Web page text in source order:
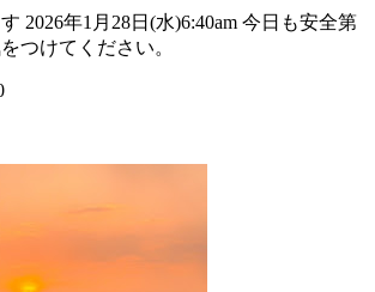
2026年1月28日(水)6:40am 今日も安全第
つけてください。